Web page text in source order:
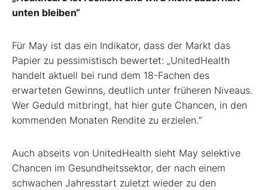
unten bleiben“
Für May ist das ein Indikator, dass der Markt das
Papier zu pessimistisch bewertet: „UnitedHealth
handelt aktuell bei rund dem 18-Fachen des
erwarteten Gewinns, deutlich unter früheren Niveaus.
Wer Geduld mitbringt, hat hier gute Chancen, in den
kommenden Monaten Rendite zu erzielen.“
Auch abseits von UnitedHealth sieht May selektive
Chancen im Gesundheitssektor, der nach einem
schwachen Jahresstart zuletzt wieder zu den